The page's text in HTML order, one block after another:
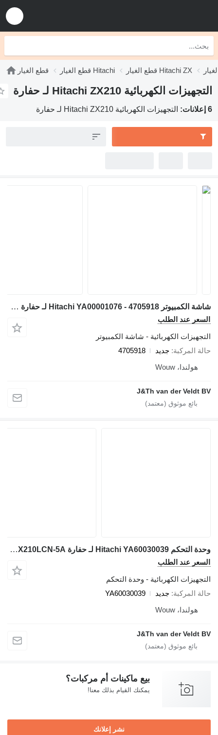
قطع الغيار قطع الغيار Hitachi قطع الغيار Hitachi ZX
التجهيزات الكهربائية Hitachi ZX210 لـ حفارة
6 إعلانات: التجهيزات الكهربائية Hitachi ZX210 لـ حفارة
شاشة الكمبيوتر Hitachi YA00001076 - 4705918 لـ حفارة Hitachi ZH200-A ZX200-5G ZX330-5G ZX240-5G ZX280-5G ZH200LC-A ZX210H-5G ZX210K-5G ZX250H-5G ZX250K-5G ZX350H-5G ZX350K-5G ZX200LC-5G ZX330LC-5G ZX240LC-5G ZX250LC-5B ZX350LC-5B ZX280LC-5G ZX290LC-5B ZX210LCH-5G ZX210LCK-5G ZX250LCH-5G ZX250LCK-5G ZX250LCN-5B ZX350LCH-5G ZX350LCK-5G ZX350LCN-5B ZX290LCN-5B
السعر عند الطلب
التجهيزات الكهربائية - شاشة الكمبيوتر
حالة المركبة جديد
4705918
هولندا، Wouw
J&Th van der Veldt BV
وحدة التحكم Hitachi YA60030039 لـ حفارة Hitachi ZX200-5A ZX210LCN-5A
السعر عند الطلب
التجهيزات الكهربائية - وحدة التحكم
حالة المركبة جديد
YA60030039
هولندا، Wouw
J&Th van der Veldt BV
بيع ماكينات أم مركبات؟
يمكنك القيام بذلك معنا!
نشر إعلانك